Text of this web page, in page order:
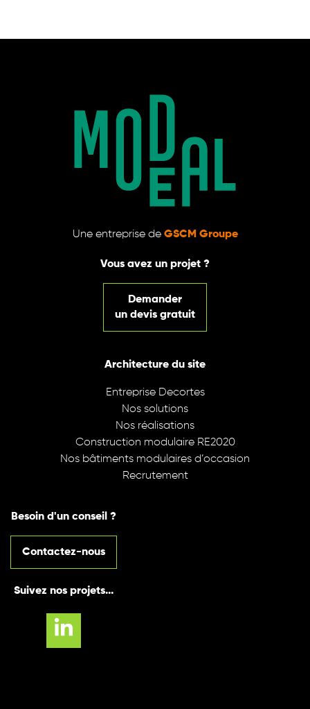
Une entreprise de GSCM Groupe
Vous avez un projet ?
Demander
un devis gratuit
Architecture du site
Entreprise Decortes
Nos solutions
Nos réalisations
Construction modulaire RE2020
Nos bâtiments modulaires d’occasion
Recrutement
Besoin d'un conseil ?
Contactez-nous
Suivez nos projets...